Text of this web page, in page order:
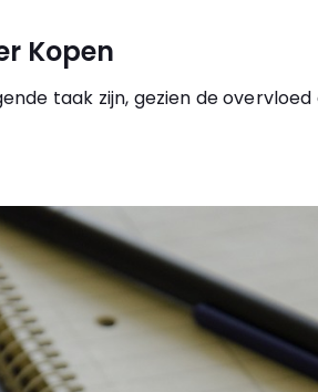
Kopen
taak zijn, gezien de